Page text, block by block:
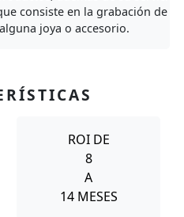
consiste en la grabación de
joya o accesorio.
ROI DE
8
A
14 MESES